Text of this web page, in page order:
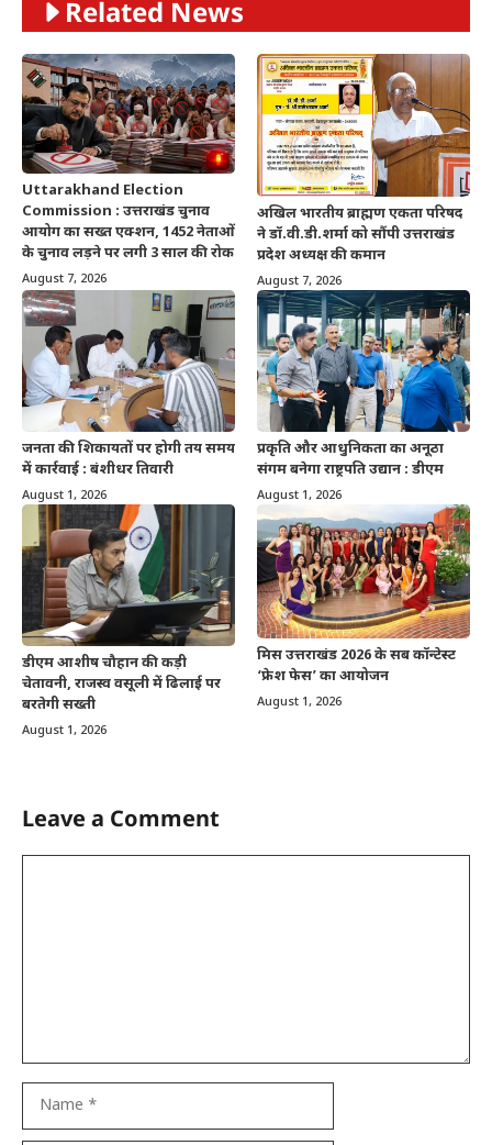
Related News
Uttarakhand Election
Commission : उत्तराखंड चुनाव
आयोग का सख्त एक्शन, 1452 नेताओं
के चुनाव लड़ने पर लगी 3 साल की रोक
August 7, 2026
अखिल भारतीय ब्राह्मण एकता परिषद
ने डॉ.वी.डी.शर्मा को सौंपी उत्तराखंड
प्रदेश अध्यक्ष की कमान
August 7, 2026
जनता की शिकायतों पर होगी तय समय
में कार्रवाई : बंशीधर तिवारी
August 1, 2026
प्रकृति और आधुनिकता का अनूठा
संगम बनेगा राष्ट्रपति उद्यान : डीएम
August 1, 2026
डीएम आशीष चौहान की कड़ी
चेतावनी, राजस्व वसूली में ढिलाई पर
बरतेगी सख्ती
August 1, 2026
मिस उत्तराखंड 2026 के सब कॉन्टेस्ट
‘फ्रेश फेस’ का आयोजन
August 1, 2026
Leave a Comment